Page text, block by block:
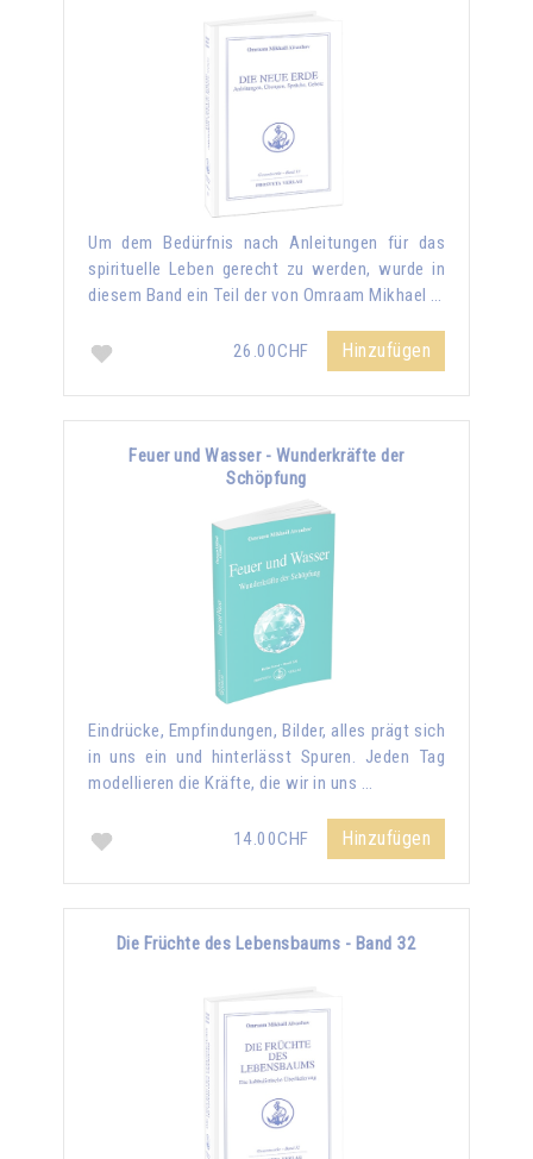
Um dem Bedürfnis nach Anleitungen für das
spirituelle Leben gerecht zu werden, wurde in
diesem Band ein Teil der von Omraam Mikhael …
26.00CHF Hinzufügen
Feuer und Wasser - Wunderkräfte der
Schöpfung
Eindrücke, Empfindungen, Bilder, alles prägt sich
in uns ein und hinterlässt Spuren. Jeden Tag
modellieren die Kräfte, die wir in uns …
14.00CHF Hinzufügen
Die Früchte des Lebensbaums - Band 32